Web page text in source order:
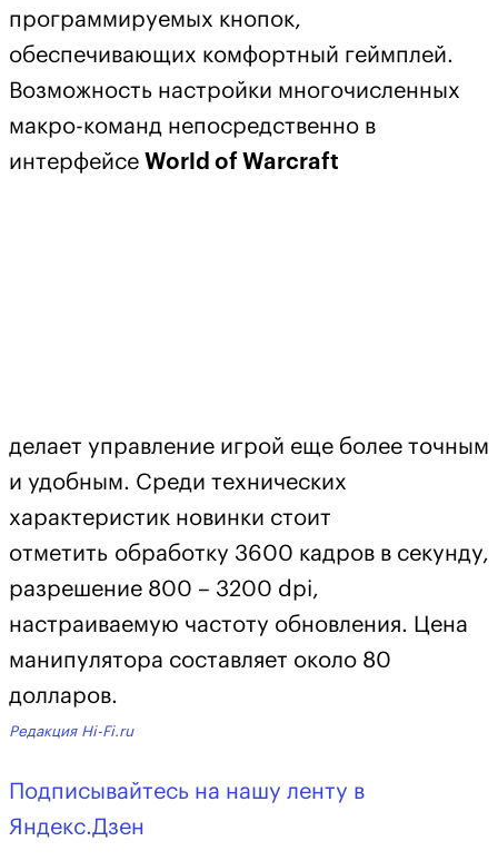
программируемых кнопок,
обеспечивающих комфортный геймплей.
Возможность настройки многочисленных
макро-команд непосредственно в
интерфейсе World of Warcraft
делает управление игрой еще более точным
и удобным. Среди технических
характеристик новинки стоит
отметить обработку 3600 кадров в секунду,
разрешение 800 – 3200 dpi,
настраиваемую частоту обновления. Цена
манипулятора составляет около 80
долларов.
Редакция Hi-Fi.ru
Подписывайтесь на нашу ленту в
Яндекс.Дзен